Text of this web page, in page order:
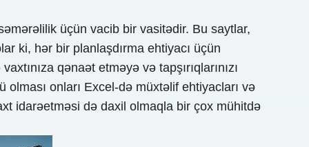
üçün vacib bir vasitədir. Bu saytlar,
ki, hər bir planlaşdırma ehtiyacı üçün
qənaət etməyə və tapşırıqlarınızı
onları Excel-də müxtəlif ehtiyacları və
idarəetməsi də daxil olmaqla bir çox mühitdə